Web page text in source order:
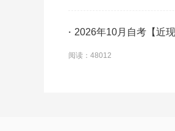
· 2026年10月自考【近
阅读：48012